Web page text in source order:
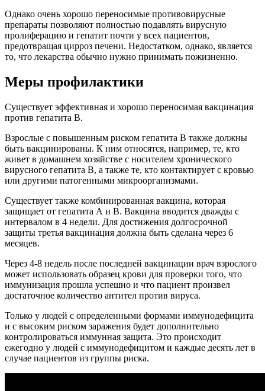
Однако очень хорошо переносимые противовирусные
препараты позволяют полностью подавлять вирусную
пролиферацию и гепатит почти у всех пациентов,
предотвращая цирроз печени. Недостатком, однако, является
то, что лекарства обычно нужно принимать пожизненно.
Меры профилактики
Существует эффективная и хорошо переносимая вакцинация
против гепатита В.
Взрослые с повышенным риском гепатита В также должны
быть вакцинированы. К ним относятся, например, те, кто
живет в домашнем хозяйстве с носителем хронического
вирусного гепатита В, а также те, кто контактирует с кровью
или другими патогенными микроорганизмами.
Существует также комбинированная вакцина, которая
защищает от гепатита А и В. Вакцина вводится дважды с
интервалом в 4 недели. Для достижения долгосрочной
защиты третья вакцинация должна быть сделана через 6
месяцев.
Через 4-8 недель после последней вакцинации врач взрослого
может использовать образец крови для проверки того, что
иммунизация прошла успешно и что пациент произвел
достаточное количество антител против вируса.
Только у людей с определенными формами иммунодефицита
и с высоким риском заражения будет дополнительно
контролироваться иммунная защита. Это происходит
ежегодно у людей с иммунодефицитом и каждые десять лет в
случае пациентов из группы риска.